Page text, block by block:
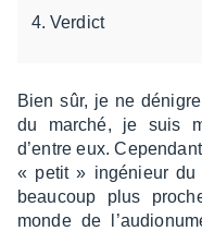
Verdict
Bien sûr, je ne
du marché, je suis
d’entre eux.
« petit » ingé­nieur du
beau­coup plus
monde de